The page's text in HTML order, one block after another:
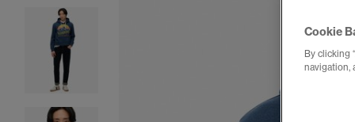
Cookie
By clicking
navigation,